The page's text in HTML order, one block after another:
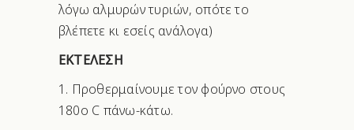
λόγω αλμυρών τυριών, οπότε το
βλέπετε κι εσείς ανάλογα)
ΕΚΤΕΛΕΣΗ
1. Προθερμαίνουμε τον φούρνο στους
180ο C πάνω-κάτω.